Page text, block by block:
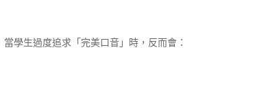
學生過度追求「完美口音」時，反而會：